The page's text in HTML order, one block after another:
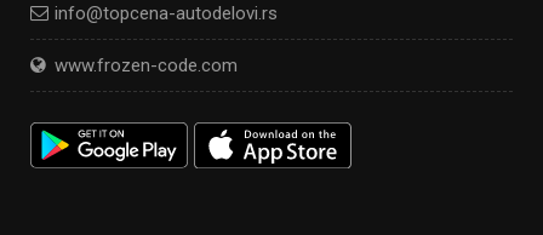
info@topcena-autodelovi.rs
www.frozen-code.com